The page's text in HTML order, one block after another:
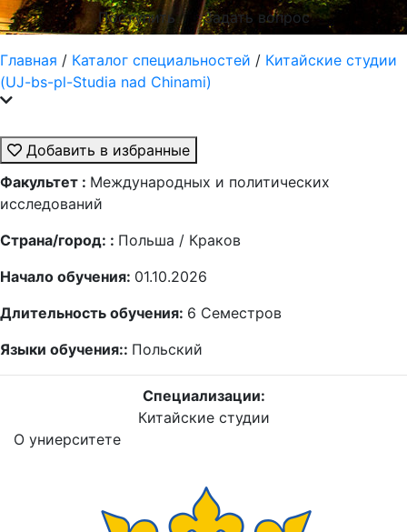
Поступить
Задать вопрос
Главная / Каталог специальностей / Китайские студии
(UJ-bs-pl-Studia nad Chinami)
Добавить в избранные
Факультет : Международных и политических
исследований
Страна/город: : Польша / Краков
Начало обучения: 01.10.2026
Длительность обучения: 6 Семестров
Языки обучения:: Польский
Специализации:
Китайские студии
О униерситете